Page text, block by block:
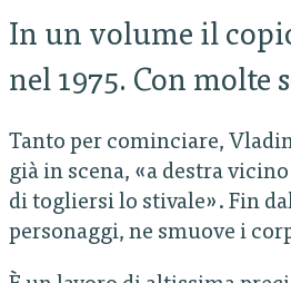
In un volume il
nel 1975. Con molte
Tanto per cominciare,
già in scena, «a destra
di togliersi lo stivale». Fin
personaggi, ne smuove i